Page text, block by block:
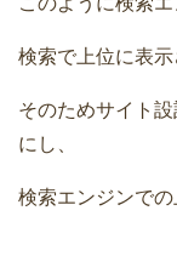
検索で上位に表示
そのためサイト
にし、
検索エンジンでの